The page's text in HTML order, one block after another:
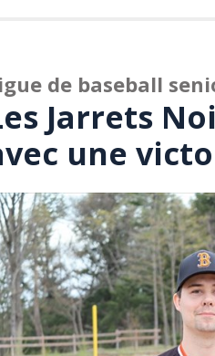
de baseball
Jarrets
une